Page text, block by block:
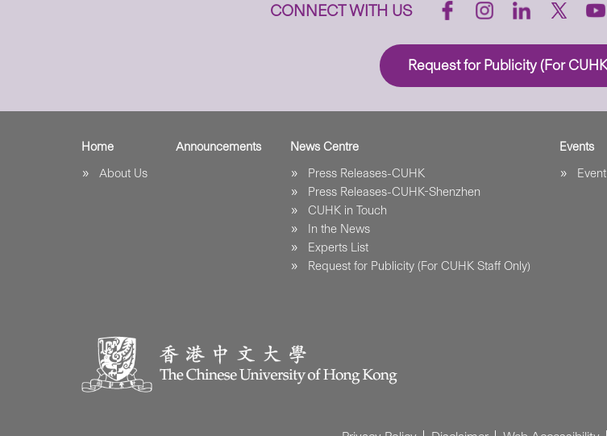
CONNECT WITH US
Request for Publicity (For
Home
About Us
Announcements
News Centre
Press Releases-CUHK
Press Releases-CUHK-Shenzhen
CUHK in Touch
In the News
Experts List
Request for Publicity (For CUHK Staff Only)
Events